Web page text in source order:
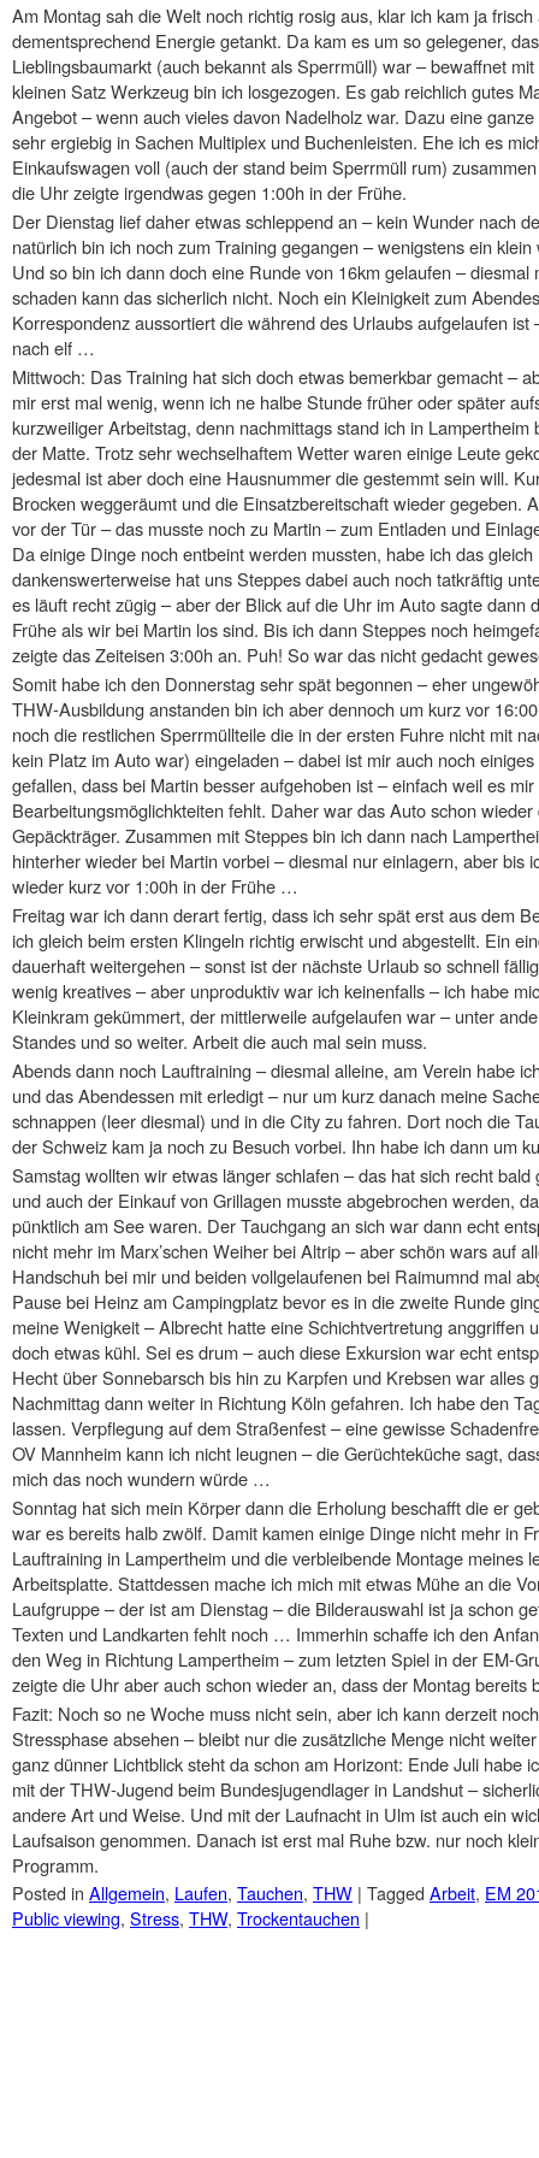
Am Montag sah die Welt noch richtig rosig aus, klar ich kam ja
dementsprechend Energie getankt. Da kam es um so gelegener,
Lieblingsbaumarkt (auch bekannt als Sperrmüll) war – bewaffnet
kleinen Satz Werkzeug bin ich losgezogen. Es gab reichlich gutes
Angebot – wenn auch vieles davon Nadelholz war. Dazu eine
sehr ergiebig in Sachen Multiplex und Buchenleisten. Ehe ich es
Einkaufswagen voll (auch der stand beim Sperrmüll rum)
die Uhr zeigte irgendwas gegen 1:00h in der Frühe.
Der Dienstag lief daher etwas schleppend an – kein Wunder nach
natürlich bin ich noch zum Training gegangen – wenigstens ein
Und so bin ich dann doch eine Runde von 16km gelaufen –
schaden kann das sicherlich nicht. Noch ein Kleinigkeit zum
Korrespondenz aussortiert die während des Urlaubs aufgelaufen
nach elf …
Mittwoch: Das Training hat sich doch etwas bemerkbar gemacht –
mir erst mal wenig, wenn ich ne halbe Stunde früher oder später
kurzweiliger Arbeitstag, denn nachmittags stand ich in
der Matte. Trotz sehr wechselhaftem Wetter waren einige Leute
jedesmal ist aber doch eine Hausnummer die gestemmt sein will.
Brocken weggeräumt und die Einsatzbereitschaft wieder gegeben.
vor der Tür – das musste noch zu Martin – zum Entladen und
Da einige Dinge noch entbeint werden mussten, habe ich das
dankenswerterweise hat uns Steppes dabei auch noch tatkräftig
es läuft recht zügig – aber der Blick auf die Uhr im Auto sagte dann
Frühe als wir bei Martin los sind. Bis ich dann Steppes noch
zeigte das Zeiteisen 3:00h an. Puh! So war das nicht gedacht
Somit habe ich den Donnerstag sehr spät begonnen – eher
THW-Ausbildung anstanden bin ich aber dennoch um kurz vor
noch die restlichen Sperrmüllteile die in der ersten Fuhre nicht mit
kein Platz im Auto war) eingeladen – dabei ist mir auch noch
gefallen, dass bei Martin besser aufgehoben ist – einfach weil es
Bearbeitungsmöglichkteiten fehlt. Daher war das Auto schon
Gepäckträger. Zusammen mit Steppes bin ich dann nach
hinterher wieder bei Martin vorbei – diesmal nur einlagern, aber bis
wieder kurz vor 1:00h in der Frühe …
Freitag war ich dann derart fertig, dass ich sehr spät erst aus dem
ich gleich beim ersten Klingeln richtig erwischt und abgestellt. Ein
dauerhaft weitergehen – sonst ist der nächste Urlaub so schnell
wenig kreatives – aber unproduktiv war ich keinenfalls – ich habe
Kleinkram gekümmert, der mittlerweile aufgelaufen war – unter
Standes und so weiter. Arbeit die auch mal sein muss.
Abends dann noch Lauftraining – diesmal alleine, am Verein habe
und das Abendessen mit erledigt – nur um kurz danach meine
schnappen (leer diesmal) und in die City zu fahren. Dort noch die
der Schweiz kam ja noch zu Besuch vorbei. Ihn habe ich dann um
Samstag wollten wir etwas länger schlafen – das hat sich recht
und auch der Einkauf von Grillagen musste abgebrochen werden,
pünktlich am See waren. Der Tauchgang an sich war dann echt
nicht mehr im Marx’schen Weiher bei Altrip – aber schön wars auf
Handschuh bei mir und beiden vollgelaufenen bei Raimumnd mal
Pause bei Heinz am Campingplatz bevor es in die zweite Runde
meine Wenigkeit – Albrecht hatte eine Schichtvertretung anggriffen
doch etwas kühl. Sei es drum – auch diese Exkursion war echt
Hecht über Sonnebarsch bis hin zu Karpfen und Krebsen war alles
Nachmittag dann weiter in Richtung Köln gefahren. Ich habe den
lassen. Verpflegung auf dem Straßenfest – eine gewisse
OV Mannheim kann ich nicht leugnen – die Gerüchteküche sagt,
mich das noch wundern würde …
Sonntag hat sich mein Körper dann die Erholung beschafft die er
war es bereits halb zwölf. Damit kamen einige Dinge nicht mehr in
Lauftraining in Lampertheim und die verbleibende Montage meines
Arbeitsplatte. Stattdessen mache ich mich mit etwas Mühe an die
Laufgruppe – der ist am Dienstag – die Bilderauswahl ist ja schon
Texten und Landkarten fehlt noch … Immerhin schaffe ich den
den Weg in Richtung Lampertheim – zum letzten Spiel in der EM-
zeigte die Uhr aber auch schon wieder an, dass der Montag bereits
Fazit: Noch so ne Woche muss nicht sein, aber ich kann derzeit
Stressphase absehen – bleibt nur die zusätzliche Menge nicht
ganz dünner Lichtblick steht da schon am Horizont: Ende Juli habe
mit der THW-Jugend beim Bundesjugendlager in Landshut –
andere Art und Weise. Und mit der Laufnacht in Ulm ist auch ein
Laufsaison genommen. Danach ist erst mal Ruhe bzw. nur noch
Programm.
Posted in Allgemein, Laufen, Tauchen, THW | Tagged Arbeit, EM
Public viewing, Stress, THW, Trockentauchen |